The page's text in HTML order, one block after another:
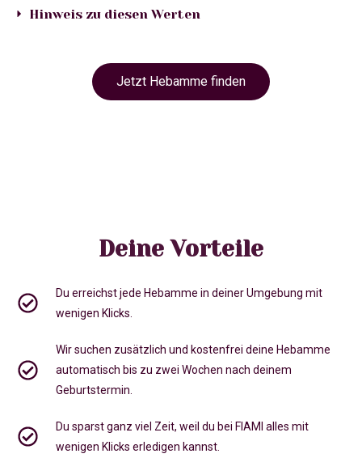
Hinweis zu diesen Werten
Jetzt Hebamme finden
Deine Vorteile
Du erreichst jede Hebamme in deiner Umgebung mit
wenigen Klicks.
Wir suchen zusätzlich und kostenfrei deine Hebamme
automatisch bis zu zwei Wochen nach deinem
Geburtstermin.
Du sparst ganz viel Zeit, weil du bei FIAMI alles mit
wenigen Klicks erledigen kannst.